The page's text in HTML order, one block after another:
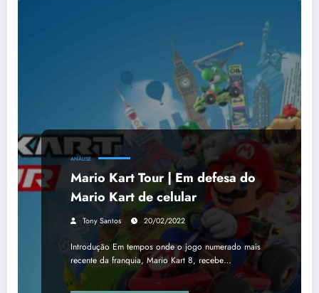
ANÁLISE
Mario Kart Tour | Em defesa do
Mario Kart de celular
Tony Santos 20/02/2022
Introdução Em tempos onde o jogo numerado mais
recente da franquia, Mario Kart 8, recebe…